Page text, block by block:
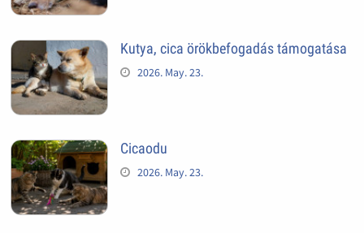
Kutya, cica örökbefogadás támogatása
2026. May. 23.
Cicaodu
2026. May. 23.